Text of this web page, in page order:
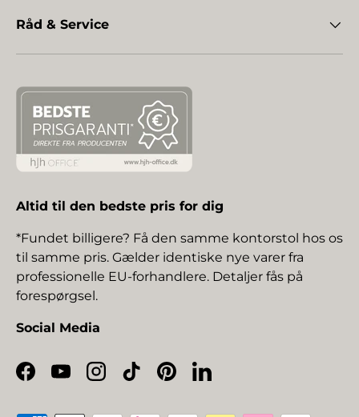
Råd & Service
Altid til den bedste pris for dig
*Fundet billigere? Få den samme kontorstol hos os
til samme pris. Gælder identiske nye varer fra
professionelle EU-forhandlere. Detaljer fås på
forespørgsel.
Social Media
Facebook
YouTubeInstagram
TikTokPinterestLinkedIn